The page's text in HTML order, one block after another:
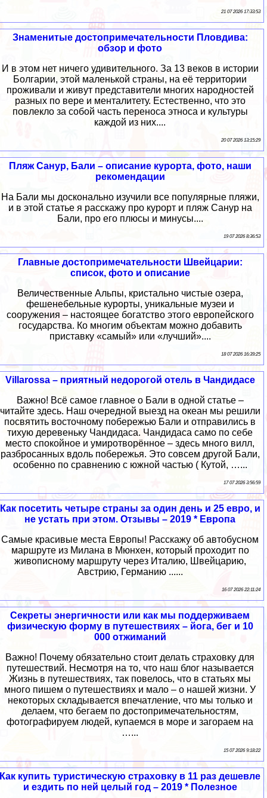
21 07 2026 17:33:53
Знаменитые достопримечательности Пловдива:
обзор и фото
И в этом нет ничего удивительного. За 13 веков в истории
Болгарии, этой маленькой страны, на её территории
проживали и живут представители многих народностей
разных по вере и менталитету. Естественно, что это
повлекло за собой часть переноса этноса и культуры
каждой из них....
20 07 2026 13:15:29
Пляж Санур, Бали – описание курорта, фото, наши
рекомендации
На Бали мы досконально изучили все популярные пляжи,
и в этой статье я расскажу про курорт и пляж Санур на
Бали, про его плюсы и минусы....
19 07 2026 8:36:53
Главные достопримечательности Швейцарии:
список, фото и описание
Величественные Альпы, кристально чистые озера,
фешенебельные курорты, уникальные музеи и
сооружения – настоящее богатство этого европейского
государства. Ко многим объектам можно добавить
приставку «самый» или «лучший»....
18 07 2026 16:39:25
Villarossa – приятный недорогой отель в Чандидасе
Важно! Всё самое главное о Бали в одной статье –
читайте здесь. Наш очередной выезд на океан мы решили
посвятить восточному побережью Бали и отправились в
тихую деревеньку Чандидаса. Чандидаса само по себе
место спокойное и умиротворённое – здесь много вилл,
разбросанных вдоль побережья. Это совсем другой Бали,
особенно по сравнению с южной частью ( Кутой, …...
17 07 2026 3:56:59
Как посетить четыре страны за один день и 25 евро, и
не устать при этом. Отзывы – 2019 * Европа
Самые красивые места Европы! Расскажу об автобусном
маршруте из Милана в Мюнхен, который проходит по
живописному маршруту через Италию, Швейцарию,
Австрию, Германию ......
16 07 2026 22:11:24
Секреты энергичности или как мы поддерживаем
физическую форму в путешествиях – йога, бег и 10
000 отжиманий
Важно! Почему обязательно стоит делать страховку для
путешествий. Несмотря на то, что наш блог называется
Жизнь в путешествиях, так повелось, что в статьях мы
много пишем о путешествиях и мало – о нашей жизни. У
некоторых складывается впечатление, что мы только и
делаем, что бегаем по достопримечательностям,
фотографируем людей, купаемся в море и загораем на
…...
15 07 2026 9:18:22
Как купить туристическую страховку в 11 раз дешевле
и ездить по ней целый год – 2019 * Полезное